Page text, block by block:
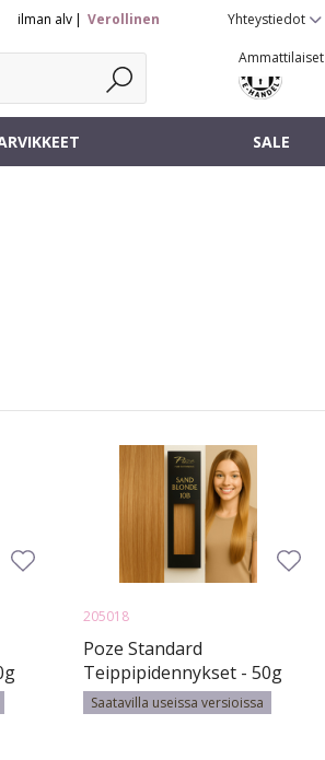
ilman alv Verollinen Yhteystiedot
Ammattilaiset
SALE
205018
Poze Standard
Teippipidennykset - 50g
10B Sand Blonde - 50cm
Saatavilla useissa versioissa